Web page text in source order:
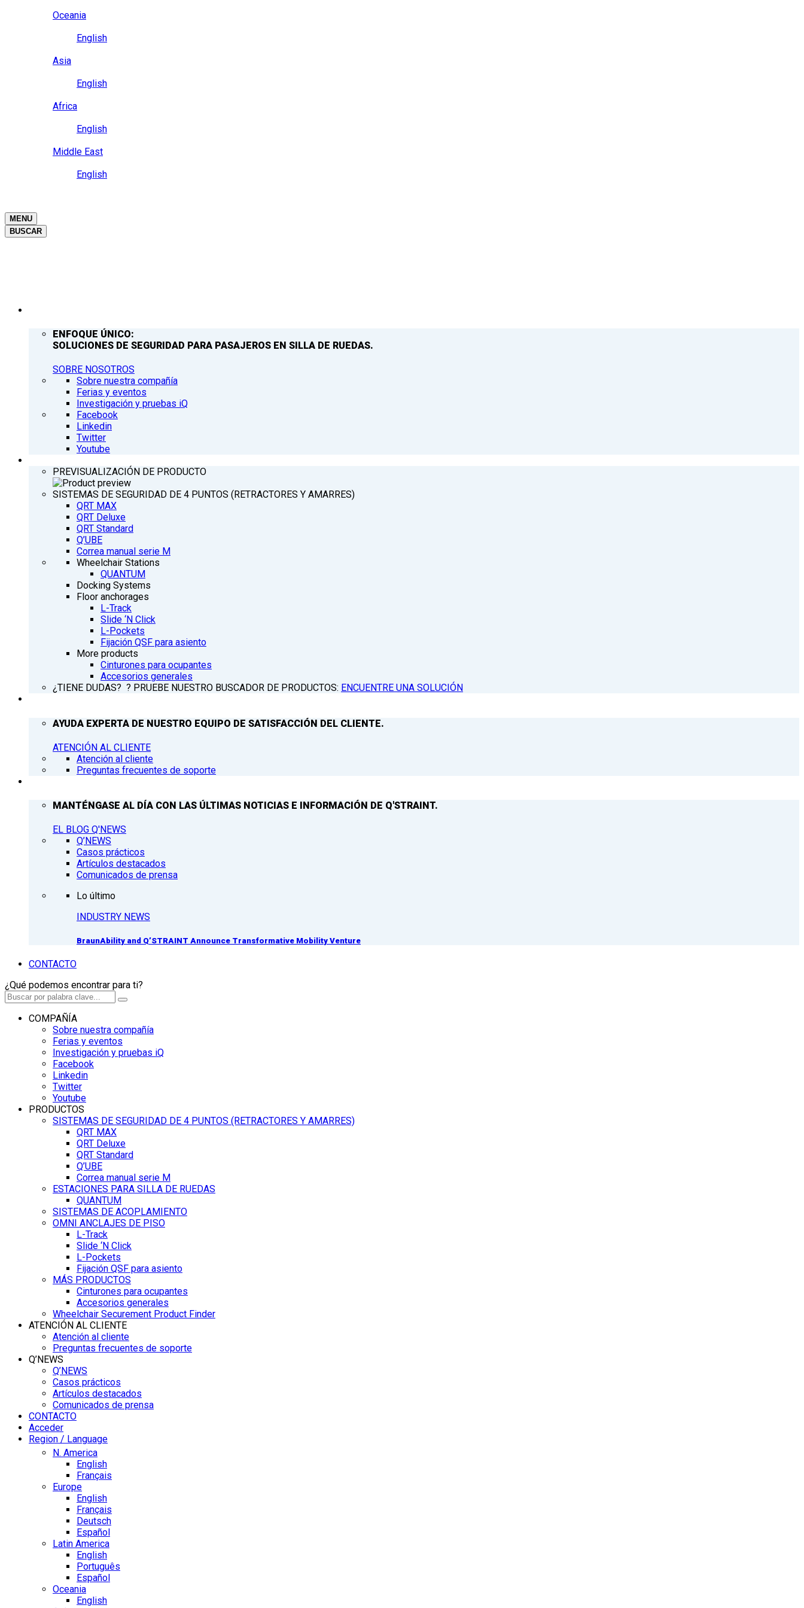
Oceania
English
Asia
English
Africa
English
Middle East
English
MENU
BUSCAR
ENFOQUE ÚNICO:
SOLUCIONES DE SEGURIDAD PARA PASAJEROS EN SILLA DE RUEDAS.
SOBRE NOSOTROS
Sobre nuestra compañía
Ferias y eventos
Investigación y pruebas iQ
Facebook
Linkedin
Twitter
Youtube
PREVISUALIZACIÓN DE PRODUCTO
SISTEMAS DE SEGURIDAD DE 4 PUNTOS (RETRACTORES Y AMARRES)
QRT MAX
QRT Deluxe
QRT Standard
Q’UBE
Correa manual serie M
Wheelchair Stations
QUANTUM
Docking Systems
Floor anchorages
L-Track
Slide ‘N Click
L-Pockets
Fijación QSF para asiento
More products
Cinturones para ocupantes
Accesorios generales
¿TIENE DUDAS? ? PRUEBE NUESTRO BUSCADOR DE PRODUCTOS: ENCUENTRE UNA SOLUCIÓN
AYUDA EXPERTA DE NUESTRO EQUIPO DE SATISFACCIÓN DEL CLIENTE.
ATENCIÓN AL CLIENTE
Atención al cliente
Preguntas frecuentes de soporte
MANTÉNGASE AL DÍA CON LAS ÚLTIMAS NOTICIAS E INFORMACIÓN DE Q'STRAINT.
EL BLOG Q'NEWS
Q’NEWS
Casos prácticos
Artículos destacados
Comunicados de prensa
Lo último
INDUSTRY NEWS
BraunAbility and Q’STRAINT Announce Transformative Mobility Venture
CONTACTO
¿Qué podemos encontrar para ti?
COMPAÑÍA
Sobre nuestra compañía
Ferias y eventos
Investigación y pruebas iQ
Facebook
Linkedin
Twitter
Youtube
PRODUCTOS
SISTEMAS DE SEGURIDAD DE 4 PUNTOS (RETRACTORES Y AMARRES)
QRT MAX
QRT Deluxe
QRT Standard
Q’UBE
Correa manual serie M
ESTACIONES PARA SILLA DE RUEDAS
QUANTUM
SISTEMAS DE ACOPLAMIENTO
OMNI ANCLAJES DE PISO
L-Track
Slide ‘N Click
L-Pockets
Fijación QSF para asiento
MÁS PRODUCTOS
Cinturones para ocupantes
Accesorios generales
Wheelchair Securement Product Finder
ATENCIÓN AL CLIENTE
Atención al cliente
Preguntas frecuentes de soporte
Q’NEWS
Q’NEWS
Casos prácticos
Artículos destacados
Comunicados de prensa
CONTACTO
Acceder
Region / Language
N. America
English
Français
Europe
English
Français
Deutsch
Español
Latin America
English
Português
Español
Oceania
English